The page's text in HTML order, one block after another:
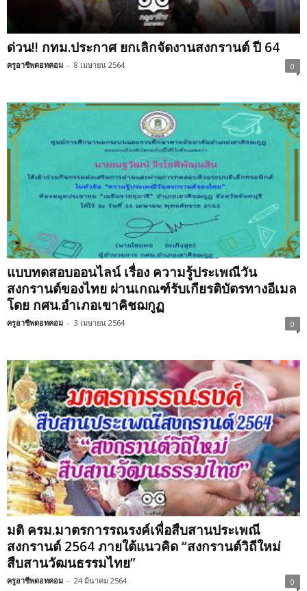
ด่วน!! กทม.ประกาศ ยกเลิกจัดงานสงกรานต์ ปี 64
ครูอาชีพดอทคอม - 8 เมษายน 2564 0
แบบทดสอบออนไลน์ เรื่อง ความรู้ประเพณีวัน
สงกรานต์ของไทย ผ่านเกณฑ์รับเกียรติบัตรทางอีเมล
โดย กศน.อำเภอเขาคิชฌกูฏ
ครูอาชีพดอทคอม - 3 เมษายน 2564 0
มติ ครม.มาตรการรณรงค์เพื่อสืบสานประเพณี
สงกรานต์ 2564 ภายใต้แนวคิด “สงกรานต์วิถีใหม่
สืบสานวัฒนธรรมไทย”
ครูอาชีพดอทคอม - 24 มีนาคม 2564 0